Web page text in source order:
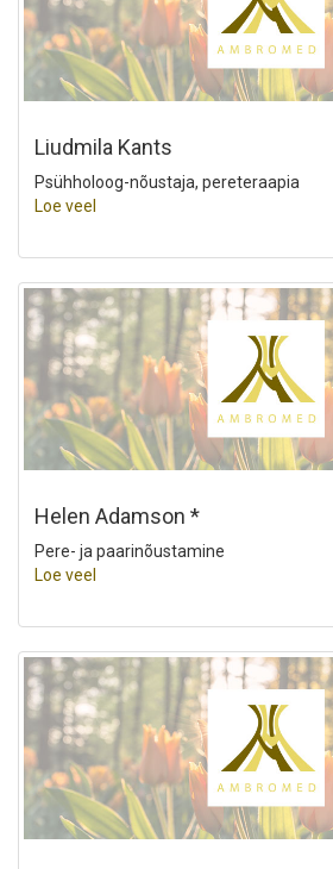
Liudmila Kants
Psühholoog-nõustaja, pereteraapia
Loe veel
Helen Adamson *
Pere- ja paarinõustamine
Loe veel